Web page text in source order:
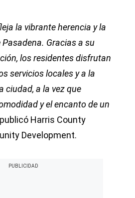
la vibrante herencia y la
Gracias a su
los residentes disfrutan
servicios locales y a la
ciudad, a la vez que
y el encanto de un
Harris County
Development.